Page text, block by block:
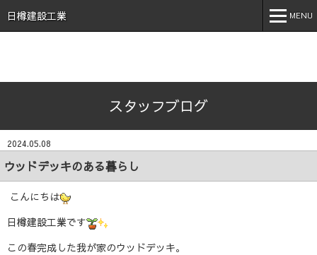
式会社 日樽 建設 土木 建築 新築 戸建 工事 解体 地元 安
心 誠実 コロナ 空気触媒 酸素クラスター オゾン 不活化
日樽建設工業 MENU
事業内容
実績紹介
施工事例
採用情報
スタッフブログ
スタッフブログ
2024.05.08
ウッドデッキのある暮らし
こんにちは
日樽建設工業です
この春完成した我が家のウッドデッキ。